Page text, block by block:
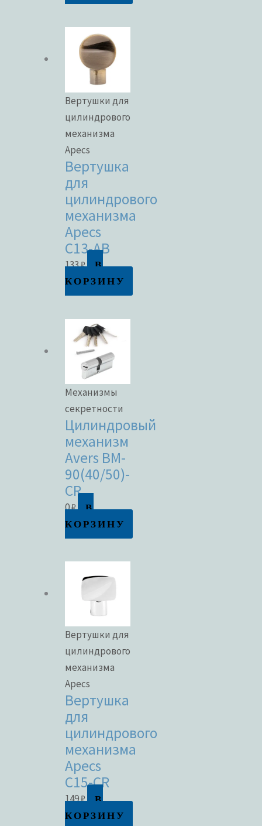
Вертушки для
цилиндрового
механизма
Apecs
Вертушка
для
цилиндрового
механизма
Apecs
C13-AB
133₽
В
КОРЗИНУ
Механизмы
секретности
Цилиндровый
механизм
Avers BM-
90(40/50)-
CR
0₽
В
КОРЗИНУ
Вертушки для
цилиндрового
механизма
Apecs
Вертушка
для
цилиндрового
механизма
Apecs
C15-CR
149₽
В
КОРЗИНУ